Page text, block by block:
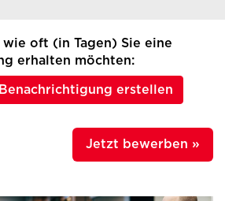
wie oft (in Tagen) Sie eine
erhalten möchten:
erstellen
Jetzt bewerben »